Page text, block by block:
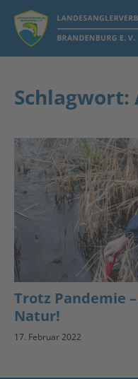
Trotz Pandemie
Natur!
17. Februar 2022